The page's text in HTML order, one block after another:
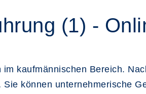
(1) -
kaufmännischen Bereich.
können unternehmerische